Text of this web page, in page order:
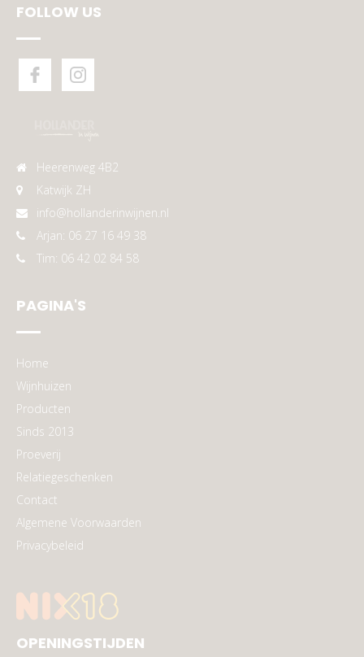
FOLLOW US
Heerenweg 4B2
Katwijk ZH
info@hollanderinwijnen.nl
Arjan: 06 27 16 49 38
Tim: 06 42 02 84 58
PAGINA'S
Home
Wijnhuizen
Producten
Sinds 2013
Proeverij
Relatiegeschenken
Contact
Algemene Voorwaarden
Privacybeleid
OPENINGSTIJDEN